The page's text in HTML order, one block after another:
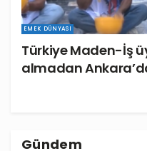
EMEK DÜNYASI
Türkiye Maden-İş
almadan
Gündem